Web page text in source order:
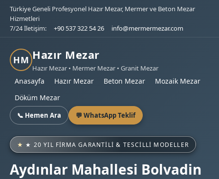
Türkiye Geneli Profesyonel Hazır Mezar, Mermer ve Beton Mezar
Hizmetleri
7/24 İletişim:
+90 537 322 54 26 info@mermermezar.com
HM Hazır Mezar
Hazır Mezar • Mermer Mezar • Granit Mezar
Anasayfa Hazır Mezar Beton Mezar
Mozaik Mezar
Döküm Mezar
📞 Hemen Ara 💬 WhatsApp Teklif
★ 20 YIL FIRMA GARANTILI & TESCILLI MODELLER
Aydınlar Mahallesi Bolvadin